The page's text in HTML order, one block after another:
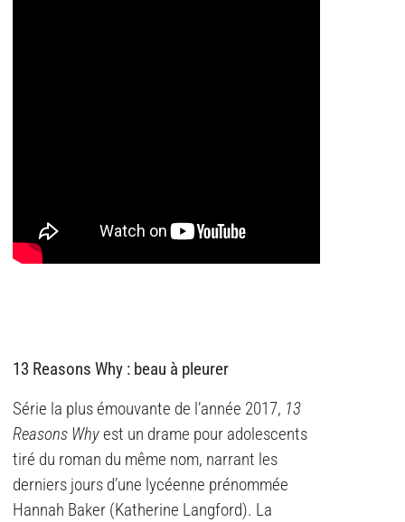
13 Reasons Why : beau à pleurer
Série la plus émouvante de l’année 2017, 13
Reasons Why est un drame pour adolescents
tiré du roman du même nom, narrant les
derniers jours d’une lycéenne prénommée
Hannah Baker (Katherine Langford). La